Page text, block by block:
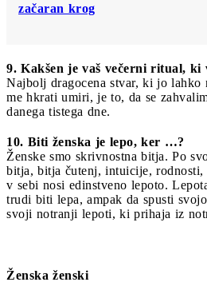
začaran krog
9. Kakšen je vaš večerni ritual, ki
Najbolj dragocena stvar, ki jo lahko
me hkrati umiri, je to, da se
danega tistega dne.
10. Biti ženska je lepo, ker …?
Ženske smo skrivnostna bitja. Po
bitja, bitja čutenj, intuicije,
v sebi nosi edinstveno lepoto.
trudi biti lepa, ampak da spusti
svoji notranji lepoti, ki prihaja iz
Ženska ženski